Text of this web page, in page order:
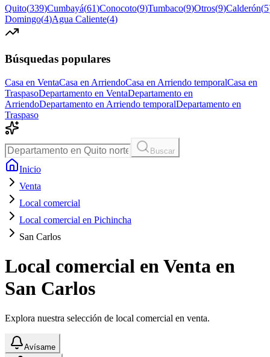
Quito(339)Cumbayá(61)Conocoto(9)Tumbaco(9)Otros(9)Calderón(5
Domingo(4)Agua Caliente(4)
Búsquedas populares
Casa en VentaCasa en ArriendoCasa en Arriendo temporalCasa en
TraspasoDepartamento en VentaDepartamento en
ArriendoDepartamento en Arriendo temporalDepartamento en
Traspaso
Buscar
Inicio
Venta
Local comercial
Local comercial en Pichincha
San Carlos
Local comercial en Venta en
San Carlos
Explora nuestra selección de local comercial en venta.
Avísame